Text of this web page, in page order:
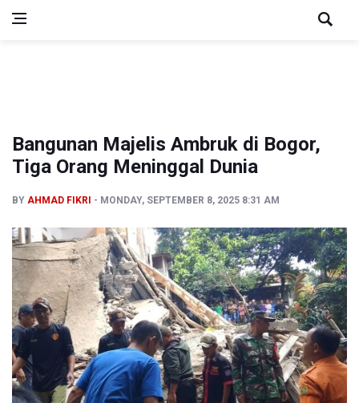
Bangunan Majelis Ambruk di Bogor,
Tiga Orang Meninggal Dunia
BY AHMAD FIKRI MONDAY, SEPTEMBER 8, 2025 8:31 AM